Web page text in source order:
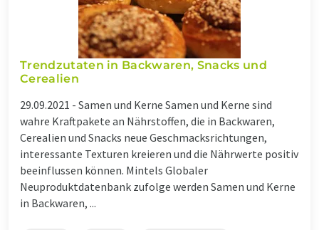
Trendzutaten in Backwaren, Snacks und
Cerealien
29.09.2021 - Samen und Kerne Samen und Kerne sind
wahre Kraftpakete an Nährstoffen, die in Backwaren,
Cerealien und Snacks neue Geschmacksrichtungen,
interessante Texturen kreieren und die Nährwerte positiv
beeinflussen können. Mintels Globaler
Neuproduktdatenbank zufolge werden Samen und Kerne
in Backwaren, ...